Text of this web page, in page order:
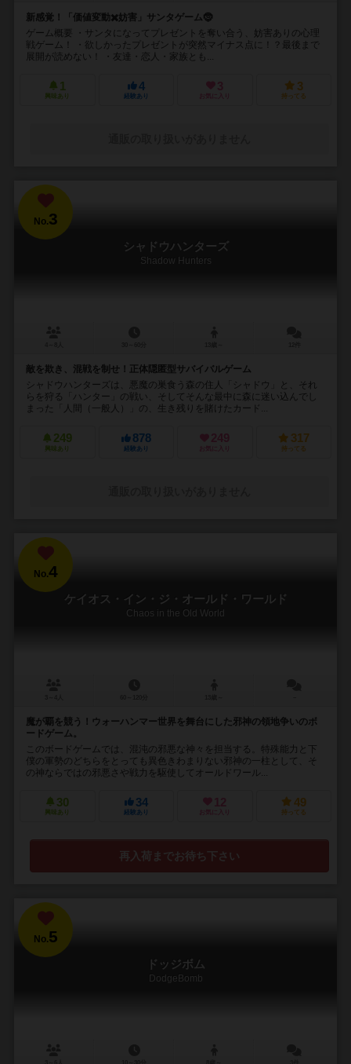
新感覚！「価値変動✖️妨害」サンタゲーム🤶
ゲーム概要 ・サンタになってプレゼントを奪い合う、妨害ありの心理
戦ゲーム！ ・欲しかったプレゼントが突然マイナス点に！？最後まで
展開が読めない！ ・友達・恋人・家族とも...
1
興味あり
4
経験あり
3
お気に入り
3
持ってる
No.3
シャドウハンターズ
Shadow Hunters
敵を欺き、混戦を制せ！正体隠匿型サバイバルゲーム
シャドウハンターズは、悪魔の巣食う森の住人「シャドウ」と、それ
らを狩る「ハンター」の戦い、そしてそんな最中に森に迷い込んでし
まった「人間（一般人）」の、生き残りを賭けたカード...
249
興味あり
878
経験あり
249
お気に入り
317
持ってる
No.4
ケイオス・イン・ジ・オールド・ワールド
Chaos in the Old World
魔が覇を競う！ウォーハンマー世界を舞台にした邪神の領地争いのボ
ードゲーム。
このボードゲームでは、混沌の邪悪な神々を担当する。特殊能力と下
僕の軍勢のどちらをとっても異色きわまりない邪神の一柱として、そ
の神ならではの邪悪さや戦力を駆使してオールドワール...
30
興味あり
34
経験あり
12
お気に入り
49
持ってる
再入荷までお待ち下さい
No.5
ドッジボム
DodgeBomb